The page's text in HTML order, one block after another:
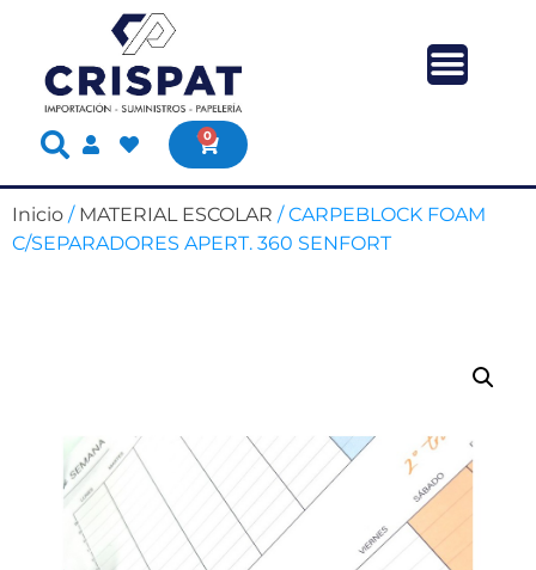
0
Inicio / MATERIAL ESCOLAR / CARPEBLOCK FOAM
C/SEPARADORES APERT. 360 SENFORT